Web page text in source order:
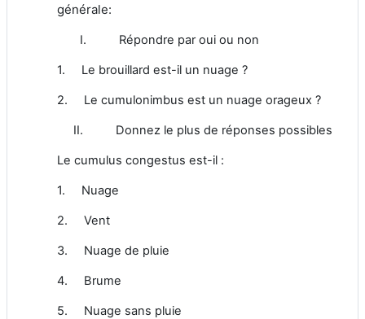
générale:
I. Répondre par oui ou non
1. Le brouillard est-il un nuage ?
2. Le cumulonimbus est un nuage orageux ?
II. Donnez le plus de réponses possibles
Le cumulus congestus est-il :
1. Nuage
2. Vent
3. Nuage de pluie
4. Brume
5. Nuage sans pluie